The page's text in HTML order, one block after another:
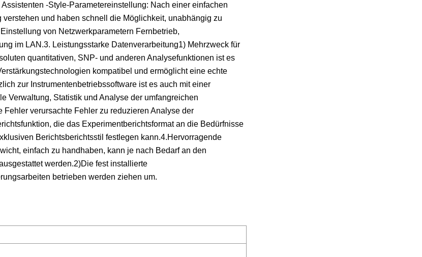
-Style-Parametereinstellung: Nach einer einfachen
und haben schnell die Möglichkeit, unabhängig zu
von Netzwerkparametern Fernbetrieb,
im LAN.3. Leistungsstarke Datenverarbeitung1) Mehrzweck für
quantitativen, SNP- und anderen Analysefunktionen ist es
kompatibel und ermöglicht eine echte
zur Instrumentenbetriebssoftware ist es auch mit einer
Verwaltung, Statistik und Analyse der umfangreichen
verursachte Fehler zu reduzieren Analyse der
die das Experimentberichtsformat an die Bedürfnisse
Berichtsberichtsstil festlegen kann.4.Hervorragende
einfach zu handhaben, kann je nach Bedarf an den
werden.2)Die fest installierte
betrieben werden ziehen um.